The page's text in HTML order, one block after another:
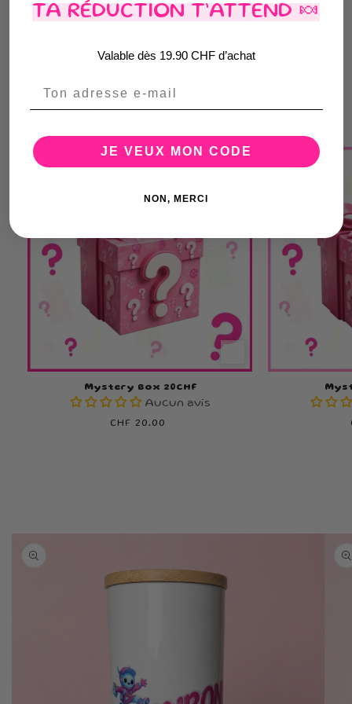
Go je compose !
MYSTERY BOX DÉCOUVERTE
Mystery Box 20CHF
Aucun avis
Prix
CHF 20.00
produits
TA RÉDUCTION T’ATTEND 🍬
Valable dès 19.90 CHF d’achat
JE VEUX MON CODE
NON, MERCI